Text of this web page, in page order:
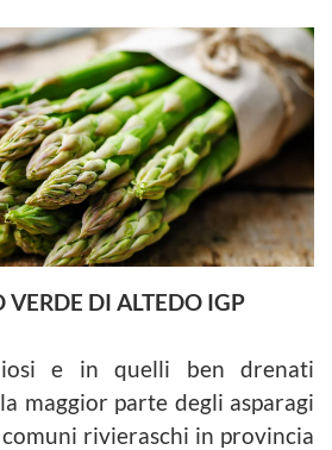
VERDE DI ALTEDO IGP
e in quelli ben drenati
maggior parte degli asparagi
rivieraschi in provincia